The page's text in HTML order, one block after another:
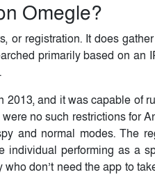
Omegle?
or registration. It does
primarily based on
and it was capable of
no such restrictions for
and normal modes. The
performing as a
don’t need the app to